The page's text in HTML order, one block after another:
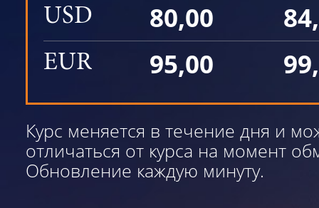
USD 80,00
EUR 95,00
Курс меняется в течение дня и
отличаться от курса на момент
Обновление каждую минуту.